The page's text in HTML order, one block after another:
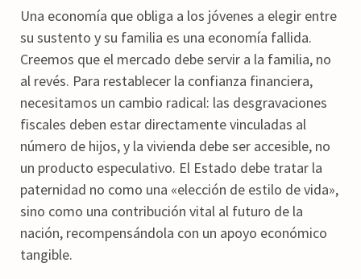
Una economía que obliga a los jóvenes a elegir entre
su sustento y su familia es una economía fallida.
Creemos que el mercado debe servir a la familia, no
al revés. Para restablecer la confianza financiera,
necesitamos un cambio radical: las desgravaciones
fiscales deben estar directamente vinculadas al
número de hijos, y la vivienda debe ser accesible, no
un producto especulativo. El Estado debe tratar la
paternidad no como una «elección de estilo de vida»,
sino como una contribución vital al futuro de la
nación, recompensándola con un apoyo económico
tangible.